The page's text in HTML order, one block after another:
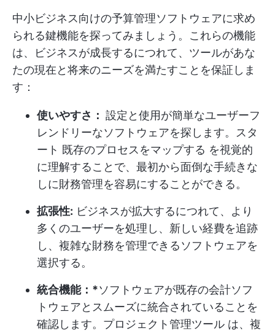
中小ビジネス向けの予算管理ソフトウェアに求め
られる鍵機能を探ってみましょう。これらの機能
は、ビジネスが成長するにつれて、ツールがあな
たの現在と将来のニーズを満たすことを保証しま
す：
使いやすさ： 設定と使用が簡単なユーザーフ
レンドリーなソフトウェアを探します。スタ
ート 既存のプロセスをマップする を視覚的
に理解することで、最初から面倒な手続きな
しに財務管理を容易にすることができる。
拡張性: ビジネスが拡大するにつれて、より
多くのユーザーを処理し、新しい経費を追跡
し、複雑な財務を管理できるソフトウェアを
選択する。
統合機能：*ソフトウェアが既存の会計ソフ
トウェアとスムーズに統合されていることを
確認します。 プロジェクト管理ツール は、複